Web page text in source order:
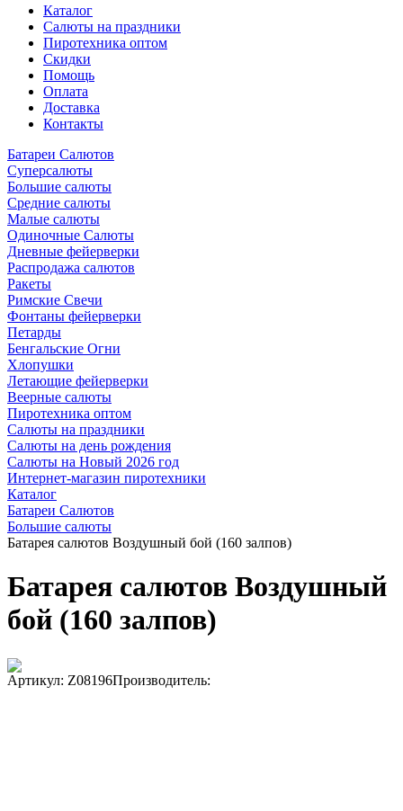
Каталог
Салюты на праздники
Пиротехника оптом
Скидки
Помощь
Оплата
Доставка
Контакты
Батареи Салютов
Суперсалюты
Большие салюты
Средние салюты
Малые салюты
Одиночные Салюты
Дневные фейерверки
Распродажа салютов
Ракеты
Римские Свечи
Фонтаны фейерверки
Петарды
Бенгальские Огни
Хлопушки
Летающие фейерверки
Веерные салюты
Пиротехника оптом
Салюты на праздники
Салюты на день рождения
Салюты на Новый 2026 год
Интернет-магазин пиротехники
Каталог
Батареи Салютов
Большие салюты
Батарея салютов Воздушный бой (160 залпов)
Батарея салютов Воздушный
бой (160 залпов)
Артикул: Z08196Производитель: